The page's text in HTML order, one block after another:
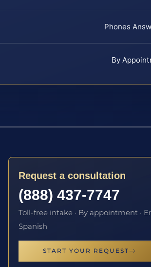
Phones
By
Request a consultation
(888) 437-7747
Toll-free intake · By appointment ·
Spanish
START YOUR REQUEST